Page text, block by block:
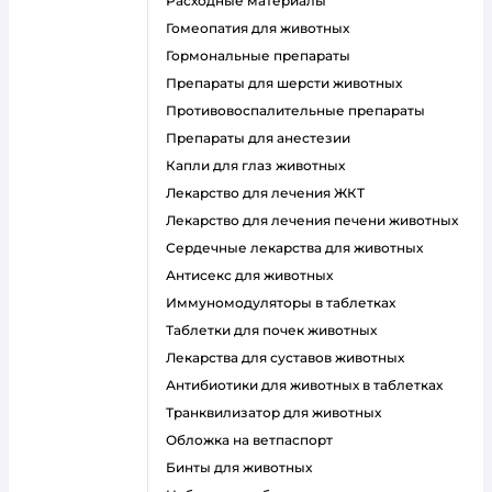
Гомеопатия для животных
Гормональные препараты
Препараты для шерсти животных
Противовоспалительные препараты
Препараты для анестезии
Капли для глаз животных
Лекарство для лечения ЖКТ
Лекарство для лечения печени животных
Сердечные лекарства для животных
Антисекс для животных
Иммуномодуляторы в таблетках
Таблетки для почек животных
Лекарства для суставов животных
Антибиотики для животных в таблетках
Транквилизатор для животных
Обложка на ветпаспорт
Бинты для животных